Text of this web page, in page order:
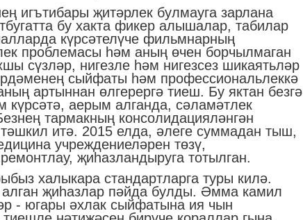
игътибары җитәрлек булмауга зарлана
бу хакта фикер алышалар, табилар
күрсәтелүче фильмнарның
проблемасы һәм аның өчен борчылмаган
сүзләр, нигезле һәм нигезсез шикаятьләр
сыйфаты һәм профессиональлеккә
артыннан өлгерергә тиеш. Бу яктан безгә
күрсәтә, аерым алганда, сәламәтлек
тармакның консолидацияләнгән
итә. 2015 елда, әлеге суммадан тыш,
учреждениеләрен төзү,
җиһазландыруга тотылган.
халыкара стандартларга туры килә.
җиһазлар пәйда булды. Әмма камил
- югары әхлак сыйфатына ия чын